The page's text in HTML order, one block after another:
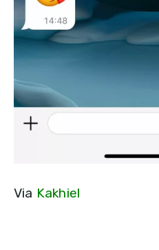
Via Kakhiel